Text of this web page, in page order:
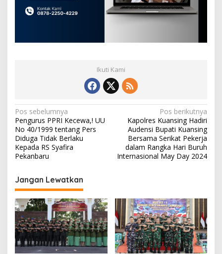
Ikuti Kami
N
a
v
i
a
s
i
p
o
Pos sebelumnya
Pengurus PPRI Kecewa,! UU
No 40/1999 tentang Pers
Diduga Tidak Berlaku
Kepada RS Syafira
Pekanbaru
Pos berikutnya
Kapolres Kuansing Hadiri
Audensi Bupati Kuansing
Bersama Serikat Pekerja
dalam Rangka Hari Buruh
Internasional May Day 2024
Jangan Lewatkan